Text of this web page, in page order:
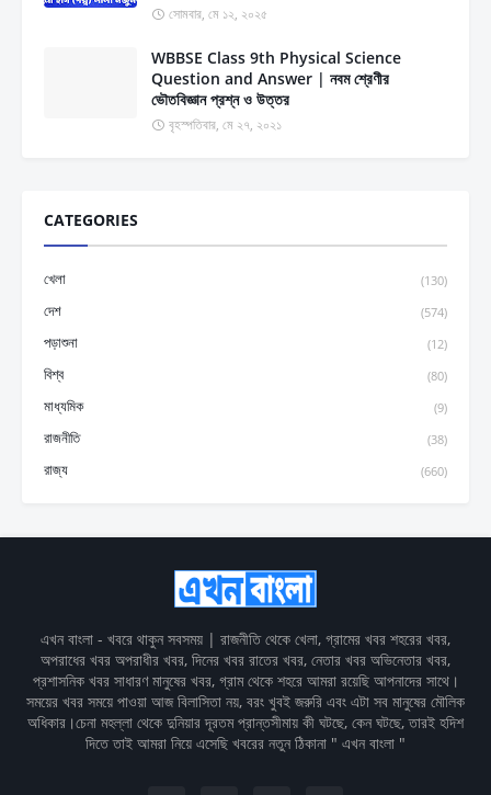
সোমবার, মে ১২, ২০২৫
WBBSE Class 9th Physical Science
Question and Answer | নবম শ্রেণীর
ভৌতবিজ্ঞান প্রশ্ন ও উত্তর
বৃহস্পতিবার, মে ২৭, ২০২১
CATEGORIES
খেলা (130)
দেশ (574)
পড়াশুনা (12)
বিশ্ব (80)
মাধ্যমিক (9)
রাজনীতি (38)
রাজ্য (660)
এখন বাংলা - খবরে থাকুন সবসময় | রাজনীতি থেকে খেলা, গ্রামের খবর শহরের খবর,
অপরাধের খবর অপরাধীর খবর, দিনের খবর রাতের খবর, নেতার খবর অভিনেতার খবর,
প্রশাসনিক খবর সাধারণ মানুষের খবর, গ্রাম থেকে শহরে আমরা রয়েছি আপনাদের সাথে।
সময়ের খবর সময়ে পাওয়া আজ বিলাসিতা নয়, বরং খুবই জরুরি এবং এটা সব মানুষের মৌলিক
অধিকার।চেনা মহল্লা থেকে দুনিয়ার দূরতম প্রান্তসীমায় কী ঘটছে, কেন ঘটছে, তারই হদিশ
দিতে তাই আমরা নিয়ে এসেছি খবরের নতুন ঠিকানা " এখন বাংলা "